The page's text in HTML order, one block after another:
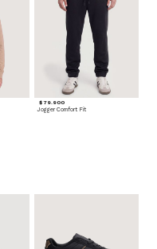
$ 79.900
Jogger Comfort Fit